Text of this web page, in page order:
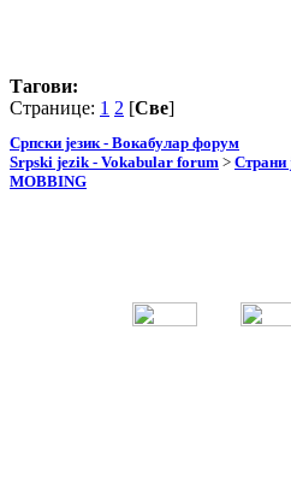
Тагови:
Странице: 1 2 [Све]
Српски језик - Вокабулар форум
Srpski jezik - Vokabular forum > Страни
MOBBING